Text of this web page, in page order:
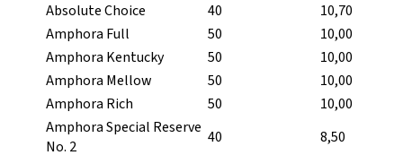
Absolute Choice
40
10,70
Amphora Full
50
10,00
Amphora Kentucky
50
10,00
Amphora Mellow
50
10,00
Amphora Rich
50
10,00
Amphora Special Reserve
No. 2
40
8,50